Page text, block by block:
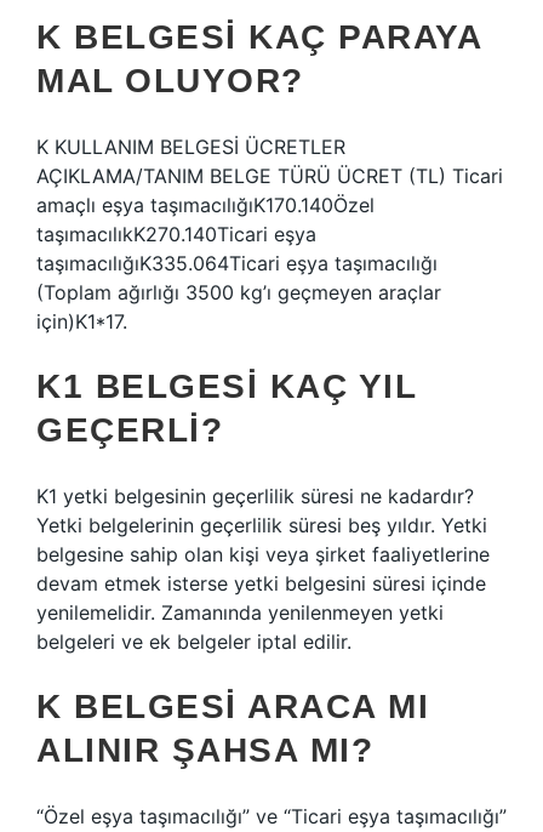
K BELGESI KAÇ PARAYA
MAL OLUYOR?
K KULLANIM BELGESİ ÜCRETLER
AÇIKLAMA/TANIM BELGE TÜRÜ ÜCRET (TL) Ticari
amaçlı eşya taşımacılığıK170.140Özel
taşımacılıkK270.140Ticari eşya
taşımacılığıK335.064Ticari eşya taşımacılığı
(Toplam ağırlığı 3500 kg’ı geçmeyen araçlar
için)K1*17.
K1 BELGESI KAÇ YIL
GEÇERLI?
K1 yetki belgesinin geçerlilik süresi ne kadardır?
Yetki belgelerinin geçerlilik süresi beş yıldır. Yetki
belgesine sahip olan kişi veya şirket faaliyetlerine
devam etmek isterse yetki belgesini süresi içinde
yenilemelidir. Zamanında yenilenmeyen yetki
belgeleri ve ek belgeler iptal edilir.
K BELGESI ARACA MI
ALINIR ŞAHSA MI?
“Özel eşya taşımacılığı” ve “Ticari eşya taşımacılığı”